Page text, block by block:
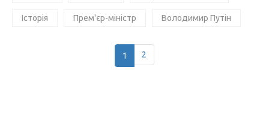
Історія Прем'єр-міністр Володимир Путін
1 2